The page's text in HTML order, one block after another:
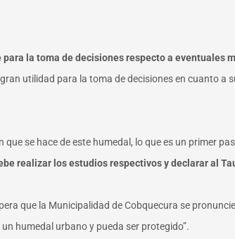
la toma de decisiones respecto a eventuales
utilidad para la toma de decisiones en cuanto a
se hace de este humedal, lo que es un primer
realizar los estudios respectivos y declarar al
que la Municipalidad de Cobquecura se
humedal urbano y pueda ser protegido”.